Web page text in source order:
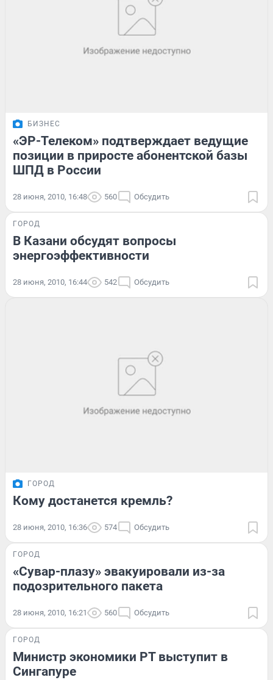
БИЗНЕС
«ЭР-Телеком» подтверждает ведущие
позиции в приросте абонентской базы
ШПД в России
28 июня, 2010, 16:48 560 Обсудить
ГОРОД
В Казани обсудят вопросы
энергоэффективности
28 июня, 2010, 16:44 542 Обсудить
ГОРОД
Кому достанется кремль?
28 июня, 2010, 16:36 574 Обсудить
ГОРОД
«Сувар-плазу» эвакуировали из-за
подозрительного пакета
28 июня, 2010, 16:21 560 Обсудить
ГОРОД
Министр экономики РТ выступит в
Сингапуре